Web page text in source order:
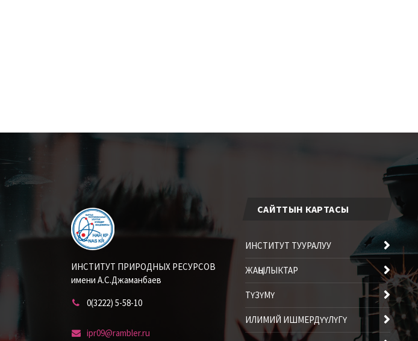
ИНСТИТУТ ПРИРОДНЫХ РЕСУРСОВ
имени А.С.Джаманбаев
0(3222) 5-58-10
ipr09@rambler.ru
САЙТТЫН КАРТАСЫ
ИНСТИТУТ ТУУРАЛУУ
ЖАҢЫЛЫКТАР
ТҮЗҮМҮ
ИЛИМИЙ ИШМЕРДҮҮЛҮГҮ